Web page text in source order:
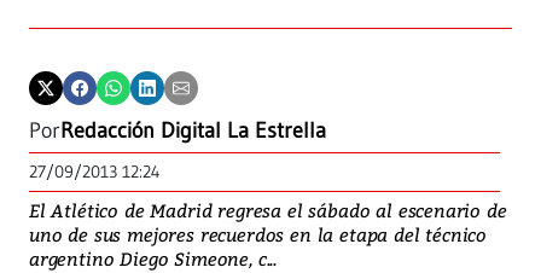
PorRedacción Digital La Estrella
27/09/2013 12:24
El Atlético de Madrid regresa el sábado al escenario de
uno de sus mejores recuerdos en la etapa del técnico
argentino Diego Simeone, c...